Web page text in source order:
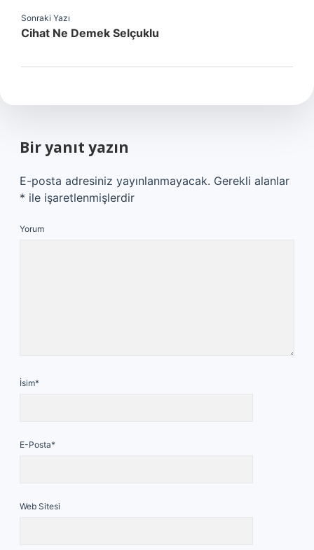
Sonraki Yazı
Cihat Ne Demek Selçuklu
Bir yanıt yazın
E-posta adresiniz yayınlanmayacak. Gerekli alanlar
* ile işaretlenmişlerdir
Yorum
İsim*
E-Posta*
Web Sitesi